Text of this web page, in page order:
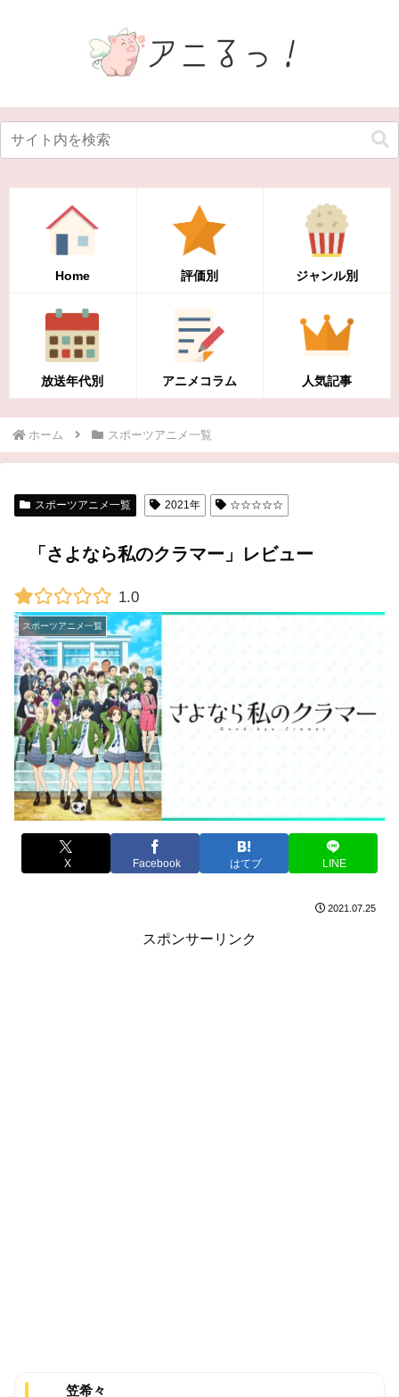
Home 評価別 ジャンル別
放送年代別 アニメコラム 人気記事
ホーム スポーツアニメ一覧
スポーツアニメ一覧 2021年 ☆☆☆☆☆
「さよなら私のクラマー」レビュー
1.0
スポーツアニメ一覧
X Facebook はてブ LINE
2021.07.25
スポンサーリンク
笠希々